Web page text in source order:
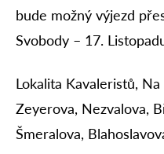
bude možný výjezd
Svobody – 17.
Lokalita Kavaleristů,
Zeyerova, Nezvalova,
Šmeralova,